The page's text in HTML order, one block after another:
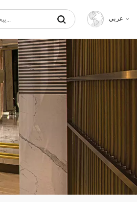
عربي
Français
Español
عربي